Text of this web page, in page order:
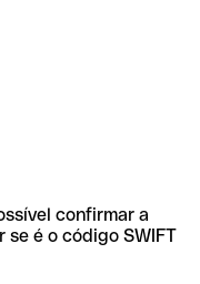
confirmar a
é o código SWIFT